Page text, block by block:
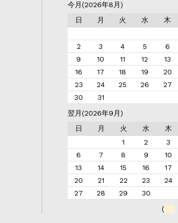
今月(2026年8月)
日
月 火 水 木
2
3 4 5 6
9
10 11 12 13
16
17 18 19 20
23
24 25 26 27
30
31
翌月(2026年9月)
日
月 火 水 木
1
2 3
6
7 8 9 10
13
14 15 16 17
20
21 22 23 24
27
28 29
30
(